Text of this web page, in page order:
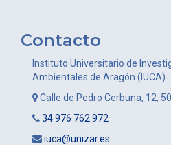
Contacto
Instituto Universitario de
Ambientales de Aragón (IUCA)
Calle de Pedro Cerbuna, 12,
34 976 762 972
iuca@unizar.es